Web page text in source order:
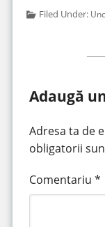
Filed Under:
Adaugă
Adresa ta de
obligatorii
Comentariu *